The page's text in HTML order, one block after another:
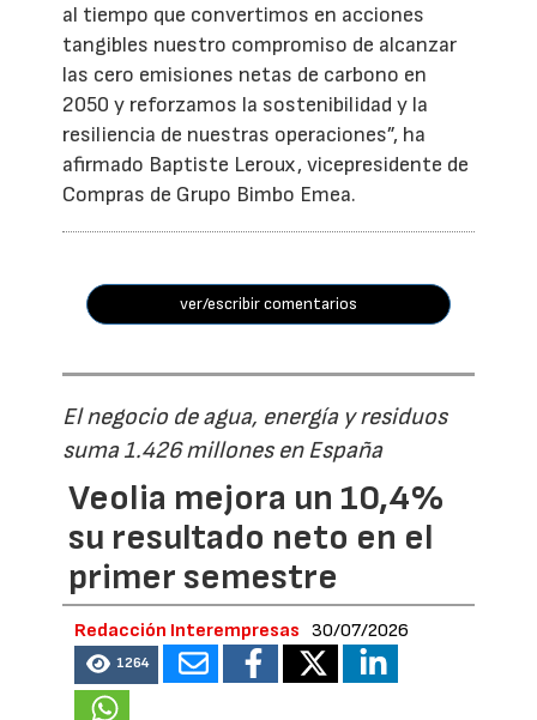
al tiempo que convertimos en acciones
tangibles nuestro compromiso de alcanzar
las cero emisiones netas de carbono en
2050 y reforzamos la sostenibilidad y la
resiliencia de nuestras operaciones”, ha
afirmado Baptiste Leroux, vicepresidente de
Compras de Grupo Bimbo Emea.
ver/escribir comentarios
El negocio de agua, energía y residuos
suma 1.426 millones en España
Veolia mejora un 10,4%
su resultado neto en el
primer semestre
Redacción Interempresas 30/07/2026
1264